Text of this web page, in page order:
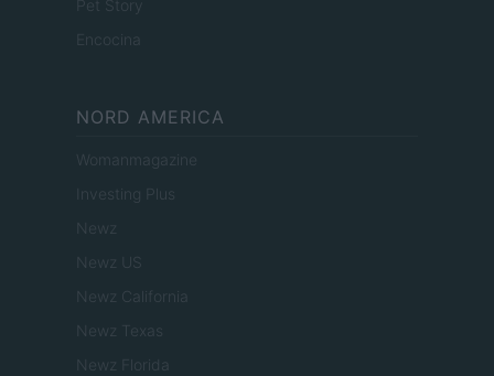
Pet Story
Encocina
NORD AMERICA
Womanmagazine
Investing Plus
Newz
Newz US
Newz California
Newz Texas
Newz Florida